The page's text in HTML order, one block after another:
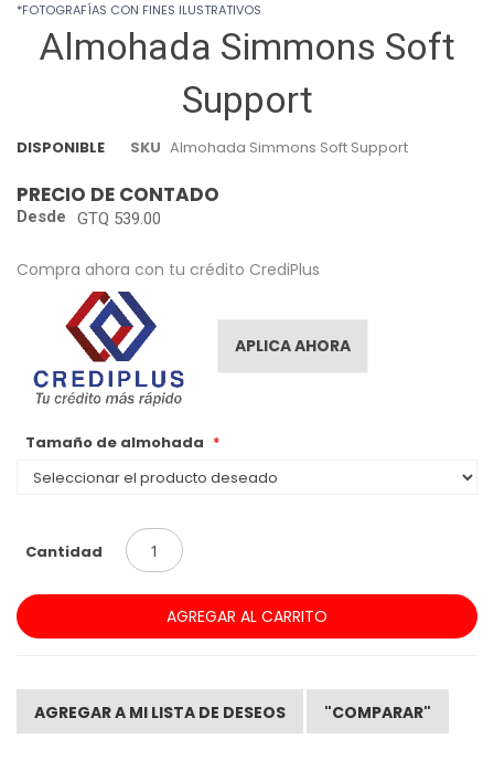
Almohada Simmons Soft
Support
DISPONIBLE SKU Almohada Simmons Soft Support
PRECIO DE CONTADO
Desde GTQ 539.00
Compra ahora con tu crédito CrediPlus
APLICA AHORA
Tamaño de almohada
Cantidad
AGREGAR AL CARRITO
AGREGAR A MI LISTA DE DESEOS "COMPARAR"
to
beginning
gallery
*FOTOGRAFÍAS CON FINES ILUSTRATIVOS